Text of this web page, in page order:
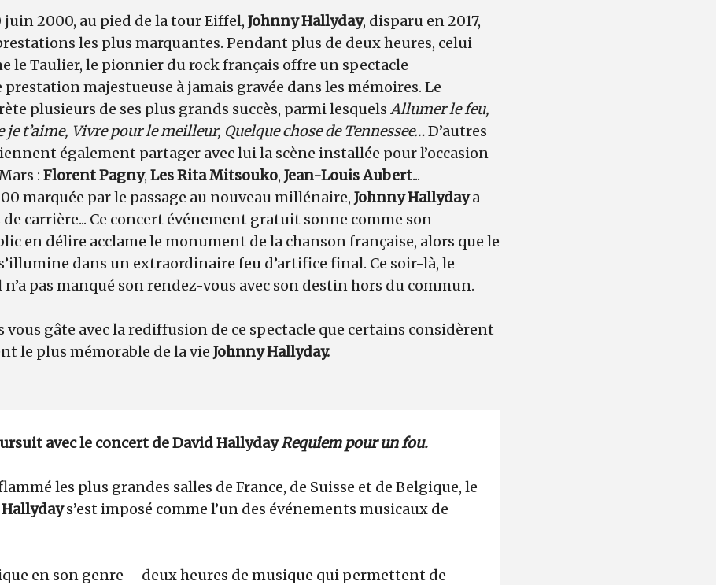
2000, au pied de la tour Eiffel, Johnny Hallyday, disparu en 2017,
les plus marquantes. Pendant plus de deux heures, celui
le Taulier, le pionnier du rock français offre un spectacle
majestueuse à jamais gravée dans les mémoires. Le
plusieurs de ses plus grands succès, parmi lesquels Allumer le feu,
je t’aime, Vivre pour le meilleur, Quelque chose de Tennessee…D’autres
également partager avec lui la scène installée pour l’occasion
: Florent Pagny, Les Rita Mitsouko, Jean-Louis Aubert...
marquée par le passage au nouveau millénaire, Johnny Hallydaya
carrière... Ce concert événement gratuit sonne comme son
en délire acclame le monument de la chanson française, alors que le
dans un extraordinaire feu d’artifice final. Ce soir-là, le
pas manqué son rendez-vous avec son destin hors du commun.
vous gâte avec la rediffusion de ce spectacle que certains considèrent
le plus mémorable de la vie Johnny Hallyday.
avec le concert de David HallydayRequiem pour un fou.
les plus grandes salles de France, de Suisse et de Belgique, le
s’est imposé comme l’un des événements musicaux de
en son genre – deux heures de musique qui permettent de